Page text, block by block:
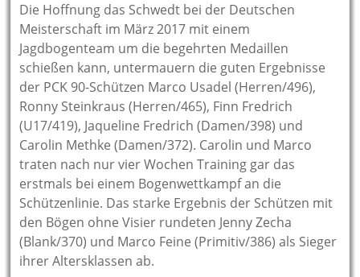
Die Hoffnung das Schwedt bei der Deutschen
Meisterschaft im März 2017 mit einem
Jagdbogenteam um die begehrten Medaillen
schießen kann, untermauern die guten Ergebnisse
der PCK 90-Schützen Marco Usadel (Herren/496),
Ronny Steinkraus (Herren/465), Finn Fredrich
(U17/419), Jaqueline Fredrich (Damen/398) und
Carolin Methke (Damen/372). Carolin und Marco
traten nach nur vier Wochen Training gar das
erstmals bei einem Bogenwettkampf an die
Schützenlinie. Das starke Ergebnis der Schützen mit
den Bögen ohne Visier rundeten Jenny Zecha
(Blank/370) und Marco Feine (Primitiv/386) als Sieger
ihrer Altersklassen ab.